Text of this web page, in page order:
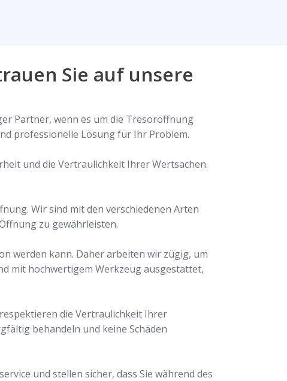
Sie auf unsere
Partner, wenn es um die Tresoröffnung
professionelle Lösung für Ihr Problem.
und die Vertraulichkeit Ihrer Wertsachen.
Wir sind mit den verschiedenen Arten
zu gewährleisten.
werden kann. Daher arbeiten wir zügig, um
mit hochwertigem Werkzeug ausgestattet,
die Vertraulichkeit Ihrer
behandeln und keine Schäden
und stellen sicher, dass Sie während des